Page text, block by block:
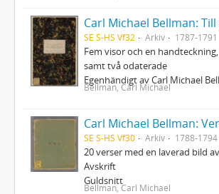
SE S-HS Vf32 Arkiv 1787-1791
Fem visor och en handteckning,
samt två odaterade
Egenhändigt av Carl Michael
Bellman, Carl Michael
SE S-HS Vf30 Arkiv 1788-1794
20 verser med en laverad bild
Avskrift
Guldsnitt
Bellman, Carl Michael